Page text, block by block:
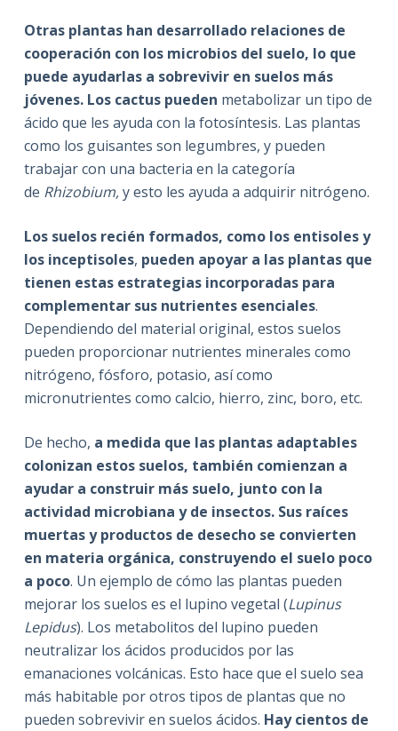
Otras plantas han desarrollado relaciones de
cooperación con los microbios del suelo, lo que
puede ayudarlas a sobrevivir en suelos más
jóvenes. Los cactus pueden metabolizar un tipo de
ácido que les ayuda con la fotosíntesis. Las plantas
como los guisantes son legumbres, y pueden
trabajar con una bacteria en la categoría
de Rhizobium,y esto les ayuda a adquirir nitrógeno.
Los suelos recién formados, como los entisoles y
los inceptisoles, pueden apoyar a las plantas que
tienen estas estrategias incorporadas para
complementar sus nutrientes esenciales.
Dependiendo del material original, estos suelos
pueden proporcionar nutrientes minerales como
nitrógeno, fósforo, potasio, así como
micronutrientes como calcio, hierro, zinc, boro, etc.
De hecho, a medida que las plantas adaptables
colonizan estos suelos, también comienzan a
ayudar a construir más suelo, junto con la
actividad microbiana y de insectos. Sus raíces
muertas y productos de desecho se convierten
en materia orgánica, construyendo el suelo poco
a poco. Un ejemplo de cómo las plantas pueden
mejorar los suelos es el lupino vegetal (Lupinus
Lepidus). Los metabolitos del lupino pueden
neutralizar los ácidos producidos por las
emanaciones volcánicas. Esto hace que el suelo sea
más habitable por otros tipos de plantas que no
pueden sobrevivir en suelos ácidos. Hay cientos de